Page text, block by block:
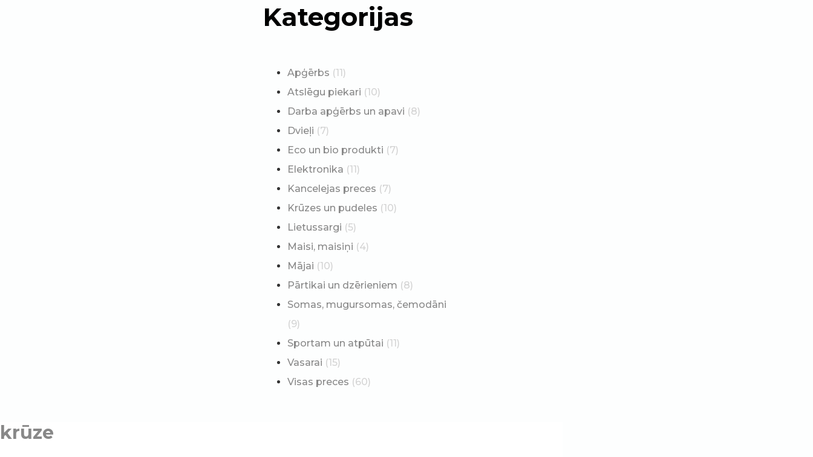
Kategorijas
Apģērbs (11)
Atslēgu piekari (10)
Darba apģērbs un apavi (8)
Dvieļi (7)
Eco un bio produkti (7)
Elektronika (11)
Kancelejas preces (7)
Krūzes un pudeles (10)
Lietussargi (5)
Maisi, maisiņi (4)
Mājai (10)
Pārtikai un dzērieniem (8)
Somas, mugursomas, čemodāni
(9)
Sportam un atpūtai (11)
Vasarai (15)
Visas preces (60)
krūze